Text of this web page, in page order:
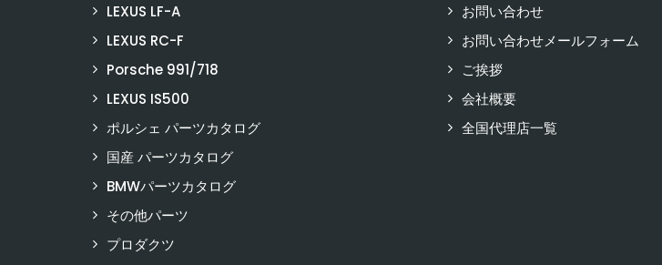
LEXUS LF-A
LEXUS RC-F
Porsche 991/718
LEXUS IS500
ポルシェ パーツカタログ
国産 パーツカタログ
BMWパーツカタログ
その他パーツ
プロダクツ
お問い合わせ
お問い合わせメールフォーム
ご挨拶
会社概要
全国代理店一覧